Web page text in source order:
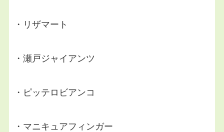
・リザマート
・瀬戸ジャイアンツ
・ピッテロビアンコ
・マニキュアフィンガー